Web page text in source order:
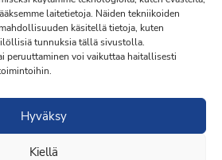
laitetietoja. Näiden tekniikoiden
käsitellä tietoja, kuten
tunnuksia tällä sivustolla.
peruuttaminen voi vaikuttaa haitallisesti
Hyväksy
Kiellä